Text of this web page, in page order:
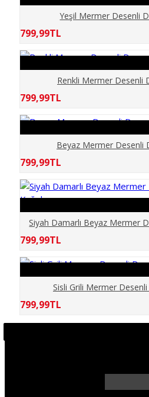
HARİTA OFİS
HAYVANLAR
KABARTMA
KIZ ÇOCUK
KÖPRÜ
MERMER
MOBİLYA
Yeşil Mermer Desenli
799,99TL
Renkli Mermer Desenli
799,99TL
Beyaz Mermer Desenli
799,99TL
Siyah Damarlı Beyaz Mermer
799,99TL
Sisli Grili Mermer Desenli
799,99TL